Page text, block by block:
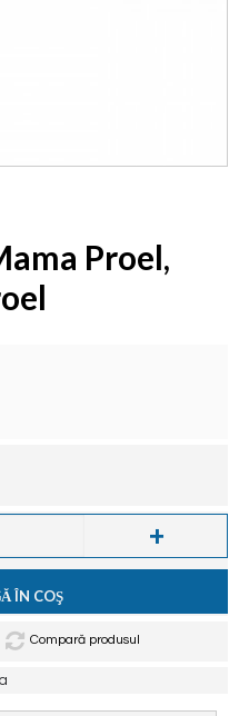
Proel,
+
ÎN COŞ
Compară produsul